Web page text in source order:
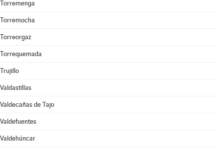
Torremenga
Torremocha
Torreorgaz
Torrequemada
Trujillo
Valdastillas
Valdecañas de Tajo
Valdefuentes
Valdehúncar